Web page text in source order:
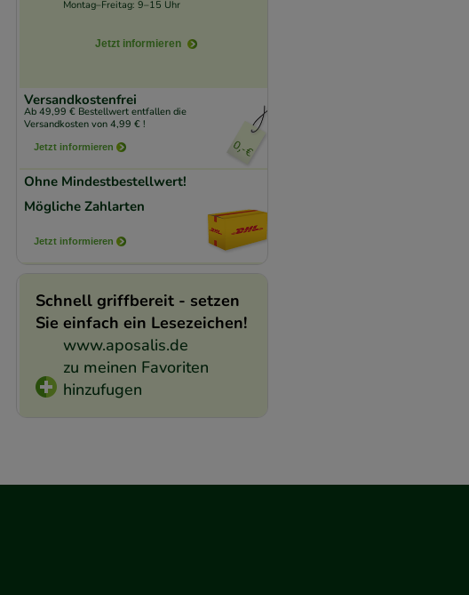
Montag–Freitag: 9–15 Uhr
Jetzt informieren
Versandkostenfrei
Ab 49,99 € Bestellwert entfallen die
Versandkosten von 4,99 € !
Jetzt informieren
Ohne Mindestbestellwert!
Mögliche Zahlarten
Jetzt informieren
Schnell griffbereit - setzen
Sie einfach ein Lesezeichen!
www.aposalis.de
zu meinen Favoriten
hinzufugen